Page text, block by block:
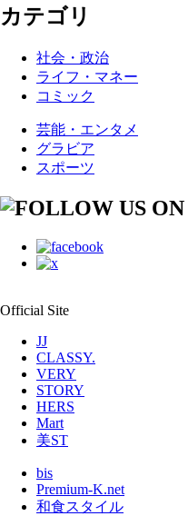
カテゴリ
社会・政治
ライフ・マネー
コミック
芸能・エンタメ
グラビア
スポーツ
Official Site
JJ
CLASSY.
VERY
STORY
HERS
Mart
美ST
bis
Premium-K.net
和食スタイル